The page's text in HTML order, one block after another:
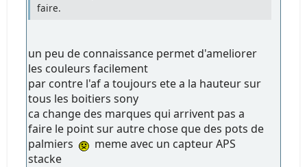
faire.
un peu de connaissance permet d'ameliorer
les couleurs facilement
par contre l'af a toujours ete a la hauteur sur
tous les boitiers sony
ca change des marques qui arrivent pas a
faire le point sur autre chose que des pots de
palmiers
meme avec un capteur APS
stacke